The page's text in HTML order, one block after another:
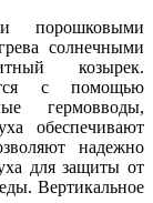
порошковыми
солнечными
козырек.
с помощью
гермовводы,
обеспечивают
надежно
для защиты от
Вертикальное